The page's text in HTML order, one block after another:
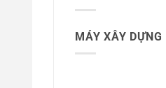
MÁY XÂY DỰNG